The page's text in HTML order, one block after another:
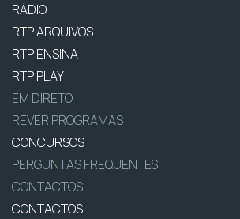
RÁDIO
RTP ARQUIVOS
RTP ENSINA
RTP PLAY
EM DIRETO
REVER PROGRAMAS
CONCURSOS
PERGUNTAS FREQUENTES
CONTACTOS
CONTACTOS